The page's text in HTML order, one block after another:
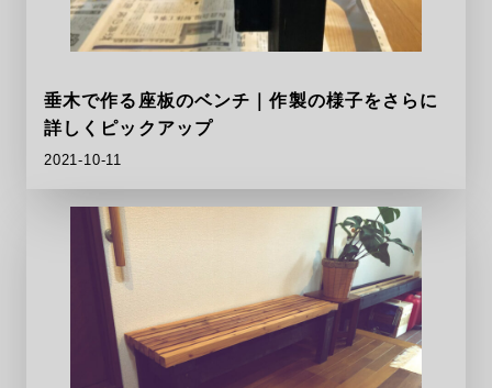
垂木で作る座板のベンチ｜作製の様子をさらに
詳しくピックアップ
2021-10-11